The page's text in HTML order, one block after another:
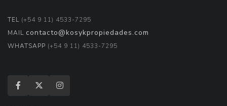
TEL (+54 9 11) 4533-7295
MAIL contacto@kosykpropiedades.com
WHATSAPP (+54 9 11) 4533-7295